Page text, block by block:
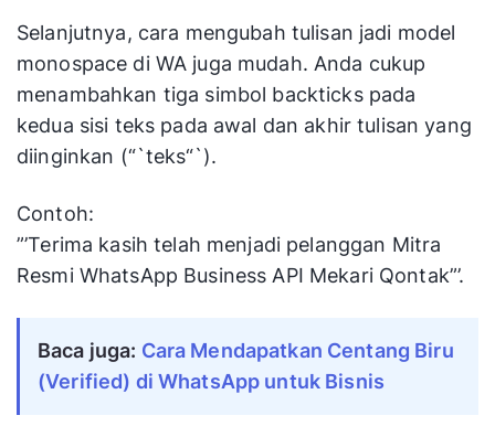
Selanjutnya, cara mengubah tulisan jadi model
monospace di WA juga mudah. Anda cukup
menambahkan tiga simbol backticks pada
kedua sisi teks pada awal dan akhir tulisan yang
diinginkan (“`teks“`).
Contoh:
”’Terima kasih telah menjadi pelanggan Mitra
Resmi WhatsApp Business API Mekari Qontak”’.
Baca juga: Cara Mendapatkan Centang Biru
(Verified) di WhatsApp untuk Bisnis